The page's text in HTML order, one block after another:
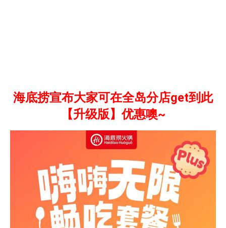
海底捞宣布大家可在全岛分店get到此
【升级版】优惠噢~